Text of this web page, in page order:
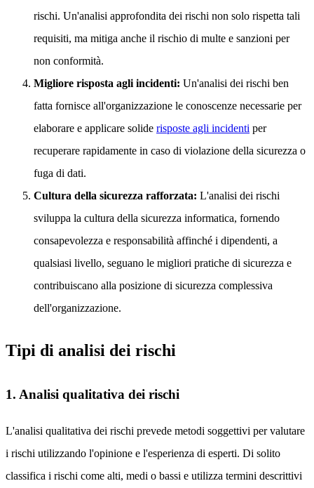
rischi. Un'analisi approfondita dei rischi non solo rispetta tali
requisiti, ma mitiga anche il rischio di multe e sanzioni per
non conformità.
Migliore risposta agli incidenti: Un'analisi dei rischi ben
fatta fornisce all'organizzazione le conoscenze necessarie per
elaborare e applicare solide risposte agli incidenti per
recuperare rapidamente in caso di violazione della sicurezza o
fuga di dati.
Cultura della sicurezza rafforzata: L'analisi dei rischi
sviluppa la cultura della sicurezza informatica, fornendo
consapevolezza e responsabilità affinché i dipendenti, a
qualsiasi livello, seguano le migliori pratiche di sicurezza e
contribuiscano alla posizione di sicurezza complessiva
dell'organizzazione.
Tipi di analisi dei rischi
1. Analisi qualitativa dei rischi
L'analisi qualitativa dei rischi prevede metodi soggettivi per valutare
i rischi utilizzando l'opinione e l'esperienza di esperti. Di solito
classifica i rischi come alti, medi o bassi e utilizza termini descrittivi